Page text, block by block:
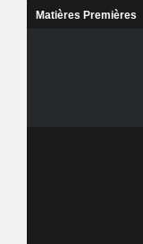
Matières Premières